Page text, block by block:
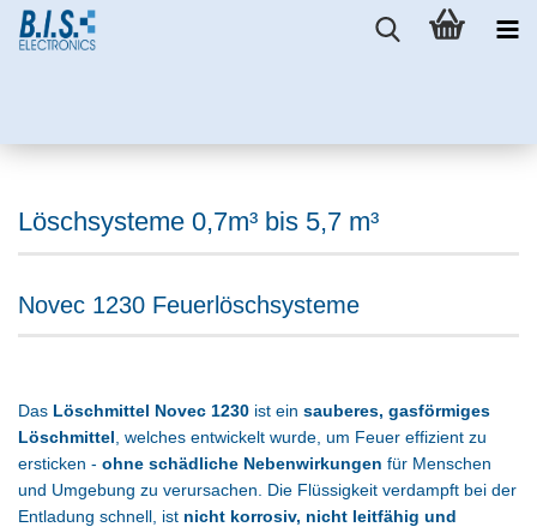
Löschsysteme 0,7m³ bis 5,7 m³
Novec 1230 Feuerlöschsysteme
Das Löschmittel Novec 1230 ist ein sauberes, gasförmiges
Löschmittel , welches entwickelt wurde, um Feuer effizient zu
ersticken - ohne schädliche Nebenwirkungen für Menschen
und Umgebung zu verursachen. Die Flüssigkeit verdampft bei der
Entladung schnell, ist nicht korrosiv, nicht leitfähig und